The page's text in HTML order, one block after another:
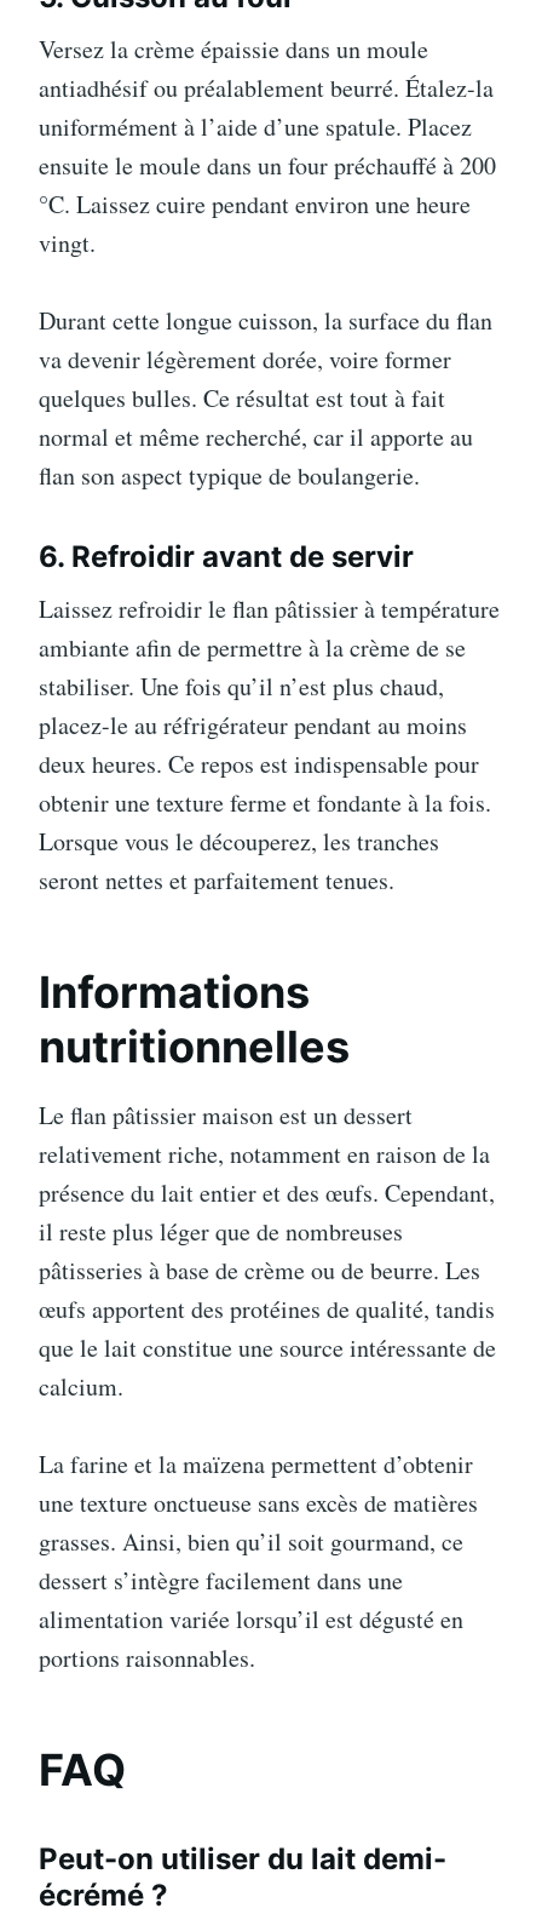
Versez la crème épaissie dans un moule
antiadhésif ou préalablement beurré. Étalez-la
uniformément à l’aide d’une spatule. Placez
ensuite le moule dans un four préchauffé à 200
°C. Laissez cuire pendant environ une heure
vingt.
Durant cette longue cuisson, la surface du flan
va devenir légèrement dorée, voire former
quelques bulles. Ce résultat est tout à fait
normal et même recherché, car il apporte au
flan son aspect typique de boulangerie.
6. Refroidir avant de servir
Laissez refroidir le flan pâtissier à température
ambiante afin de permettre à la crème de se
stabiliser. Une fois qu’il n’est plus chaud,
placez-le au réfrigérateur pendant au moins
deux heures. Ce repos est indispensable pour
obtenir une texture ferme et fondante à la fois.
Lorsque vous le découperez, les tranches
seront nettes et parfaitement tenues.
Informations
nutritionnelles
Le flan pâtissier maison est un dessert
relativement riche, notamment en raison de la
présence du lait entier et des œufs. Cependant,
il reste plus léger que de nombreuses
pâtisseries à base de crème ou de beurre. Les
œufs apportent des protéines de qualité, tandis
que le lait constitue une source intéressante de
calcium.
La farine et la maïzena permettent d’obtenir
une texture onctueuse sans excès de matières
grasses. Ainsi, bien qu’il soit gourmand, ce
dessert s’intègre facilement dans une
alimentation variée lorsqu’il est dégusté en
portions raisonnables.
FAQ
Peut-on utiliser du lait demi-
écrémé ?